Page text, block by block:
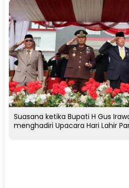
Suasana ketika Bupati H Gus
menghadiri Upacara Hari Lahir